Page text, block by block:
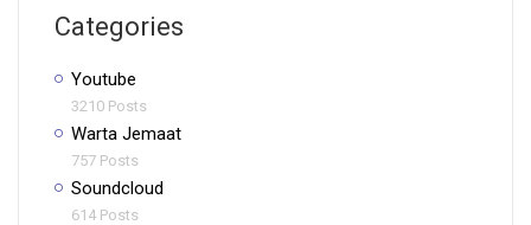
Categories
Youtube
3210 Posts
Warta Jemaat
757 Posts
Soundcloud
614 Posts